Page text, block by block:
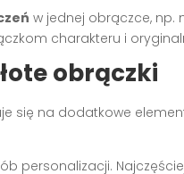
w jednej obrączce, np.
charakteru i
obrączki
się na dodatkowe
personalizacji.